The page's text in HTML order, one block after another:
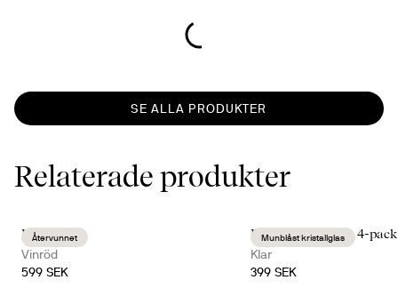
SE ALLA PRODUKTER
Relaterade produkter
Återvunnet
Edith duk
Vinröd
599 SEK
Munblåst kristallglas
Blanka dricksglas, 4-pack
Klar
399 SEK